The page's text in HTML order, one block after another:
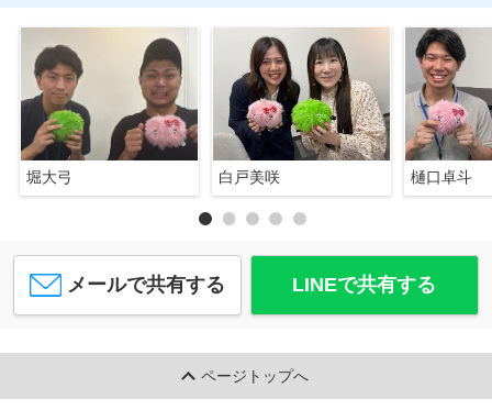
堀大弓 白戸美咲 樋口卓斗
メールで共有する LINEで共有する
ページトップへ